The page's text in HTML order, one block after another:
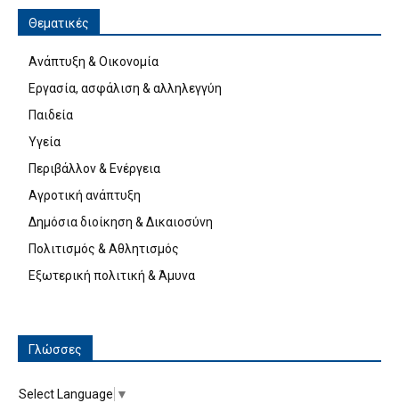
Θεματικές
Ανάπτυξη & Οικονομία
Εργασία, ασφάλιση & αλληλεγγύη
Παιδεία
Υγεία
Περιβάλλον & Ενέργεια
Αγροτική ανάπτυξη
Δημόσια διοίκηση & Δικαιοσύνη
Πολιτισμός & Αθλητισμός
Εξωτερική πολιτική & Άμυνα
Γλώσσες
Select Language ▼